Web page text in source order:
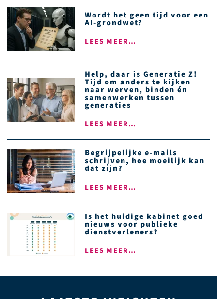
Wordt het geen tijd voor een
AI-grondwet?
LEES MEER…
Help, daar is Generatie Z!
Tijd om anders te kijken
naar werven, binden én
samenwerken tussen
generaties
LEES MEER…
Begrijpelijke e-mails
schrijven, hoe moeilijk kan
dat zijn?
LEES MEER…
Is het huidige kabinet goed
nieuws voor publieke
dienstverleners?
LEES MEER…